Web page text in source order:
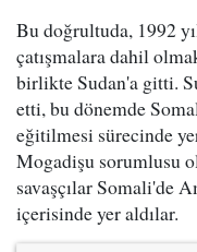
Bu doğrultuda, 1992
çatışmalara dahil
birlikte Sudan'a gitti.
etti, bu dönemde
eğitilmesi sürecinde
Mogadişu sorumlusu
savaşçılar Somali'de
içerisinde yer aldılar.